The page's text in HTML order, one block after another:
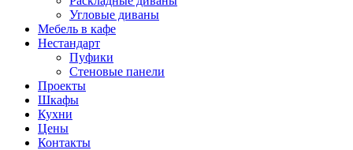
Угловые диваны
Мебель в кафе
Нестандарт
Пуфики
Стеновые панели
Проекты
Шкафы
Кухни
Цены
Контакты